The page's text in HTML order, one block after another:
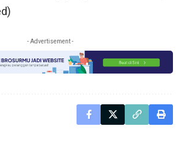
- Advertisement -